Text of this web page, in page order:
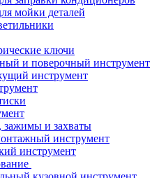
мойки деталей
ключи
и поверочный инструмент
инструмент
и захваты
инструмент
инструмент